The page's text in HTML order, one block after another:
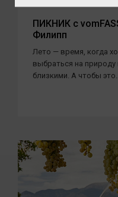
ПИКНИК с
Филипп
Лето — время, когда
выбраться на
близкими. А чтобы